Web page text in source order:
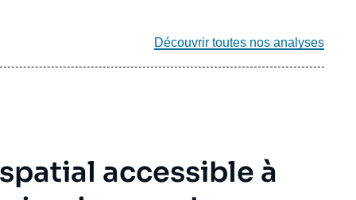
Découvrir toutes nos analyses
accessible à